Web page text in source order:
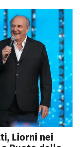
Liorni nei